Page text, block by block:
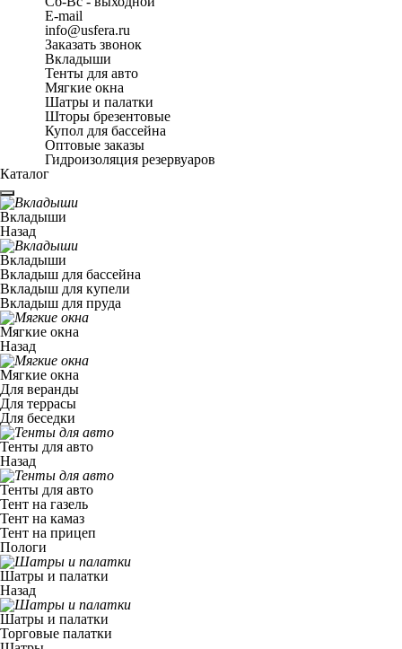
E-mail
info@usfera.ru
Заказать звонок
Вкладыши
Тенты для авто
Мягкие окна
Шатры и палатки
Шторы брезентовые
Купол для бассейна
Оптовые заказы
Гидроизоляция резервуаров
Каталог
Вкладыши
Назад
Вкладыши
Вкладыш для бассейна
Вкладыш для купели
Вкладыш для пруда
Мягкие окна
Назад
Мягкие окна
Для веранды
Для террасы
Для беседки
Тенты для авто
Назад
Тенты для авто
Тент на газель
Тент на камаз
Тент на прицеп
Пологи
Шатры и палатки
Назад
Шатры и палатки
Торговые палатки